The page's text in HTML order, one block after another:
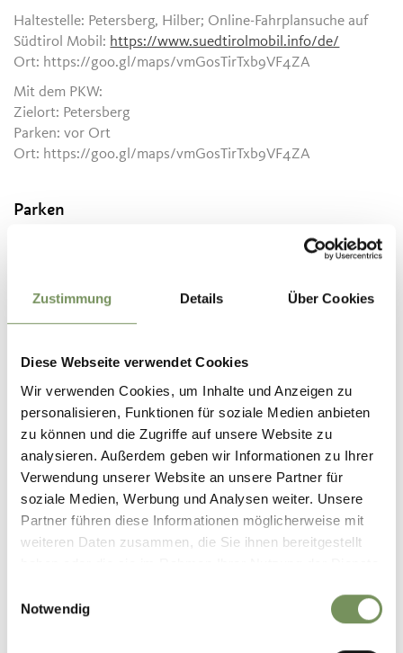
Zustimmung Details Über Cookies
Diese Webseite verwendet Cookies
Wir verwenden Cookies, um Inhalte und Anzeigen zu
personalisieren, Funktionen für soziale Medien anbieten
zu können und die Zugriffe auf unsere Website zu
analysieren. Außerdem geben wir Informationen zu Ihrer
Verwendung unserer Website an unsere Partner für
soziale Medien, Werbung und Analysen weiter. Unsere
Partner führen diese Informationen möglicherweise mit
weiteren Daten zusammen, die Sie ihnen bereitgestellt
Notwendig
Haltestelle: Petersberg, Hilber; Online-Fahrplansuche auf
Südtirol Mobil: https://www.suedtirolmobil.info/de/
Ort: https://goo.gl/maps/vmGosTirTxb9VF4ZA
Mit dem PKW:
Zielort: Petersberg
Parken: vor Ort
Ort: https://goo.gl/maps/vmGosTirTxb9VF4ZA
Parken
08:00 - 20:30
Kontakt
Golfplatz Petersberg
Unterwinkl 5
39056 Petersberg
info@golfclubpetersberg.it
www.golfclubpetersberg.it